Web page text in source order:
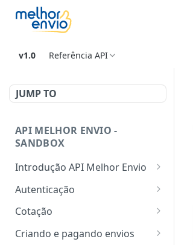
v1.0 Referência API
JUMP TO
API MELHOR ENVIO -
SANDBOX
Introdução API Melhor Envio
FAQ
Autenticação
Fluxo de Autorização
Solicitação do token
Cotação
Cálculo de Fretes
Criando e pagando envios